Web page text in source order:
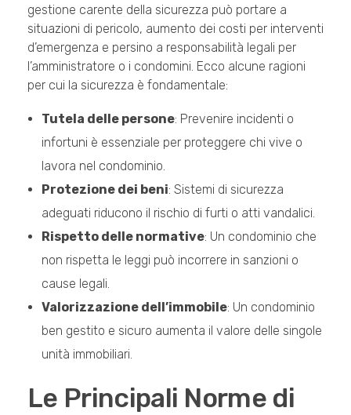
gestione carente della sicurezza può portare a
situazioni di pericolo, aumento dei costi per interventi
d’emergenza e persino a responsabilità legali per
l’amministratore o i condomini. Ecco alcune ragioni
per cui la sicurezza è fondamentale:
Tutela delle persone: Prevenire incidenti o
infortuni è essenziale per proteggere chi vive o
lavora nel condominio.
Protezione dei beni: Sistemi di sicurezza
adeguati riducono il rischio di furti o atti vandalici.
Rispetto delle normative: Un condominio che
non rispetta le leggi può incorrere in sanzioni o
cause legali.
Valorizzazione dell’immobile: Un condominio
ben gestito e sicuro aumenta il valore delle singole
unità immobiliari.
Le Principali Norme di